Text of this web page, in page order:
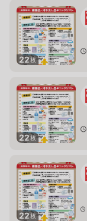
22枚
22枚
22枚